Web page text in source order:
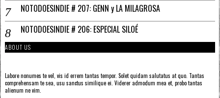
NOTODOESINDIE # 207: GENN y LA MILAGROSA
NOTODOESINDIE # 206: ESPECIAL SILOÉ
ABOUT US
Labore nonumes te vel, vis id errem tantas tempor. Solet quidam salutatus at quo. Tantas
comprehensam te sea, usu sanctus similique ei. Viderer admodum mea et, probo tantas
alienum ne vim.